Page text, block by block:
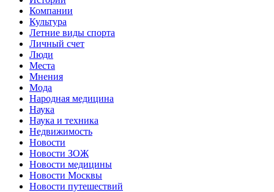
Компании
Культура
Летние виды спорта
Личный счет
Люди
Места
Мнения
Мода
Народная медицина
Наука
Наука и техника
Недвижимость
Новости
Новости ЗОЖ
Новости медицины
Новости Москвы
Новости путешествий